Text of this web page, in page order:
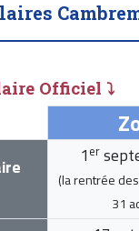
Officiel ⤵
1 er
(la rentrée
31